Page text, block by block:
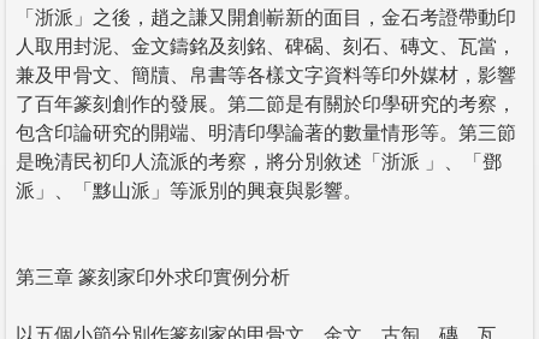
「浙派」之後，趙之謙又開創嶄新的面目，金石考證帶動印
人取用封泥、金文鑄銘及刻銘、碑碣、刻石、磚文、瓦當，
兼及甲骨文、簡牘、帛書等各樣文字資料等印外媒材，影響
了百年篆刻創作的發展。第二節是有關於印學研究的考察，
包含印論研究的開端、明清印學論著的數量情形等。第三節
是晚清民初印人流派的考察，將分別敘述「浙派 」、「鄧
派」、「黟山派」等派別的興衰與影響。
第三章 篆刻家印外求印實例分析
以五個小節分別作篆刻家的甲骨文、金文、古匋、磚、瓦